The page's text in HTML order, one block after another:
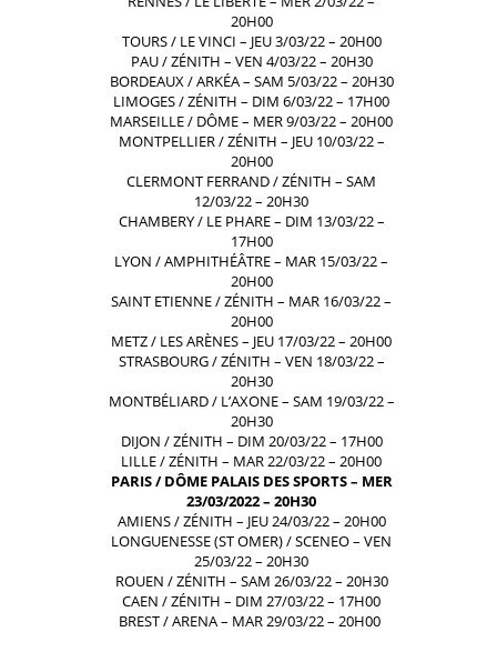
20H00
TOURS / LE VINCI – JEU 3/03/22 – 20H00
PAU / ZÉNITH – VEN 4/03/22 – 20H30
BORDEAUX / ARKÉA – SAM 5/03/22 – 20H30
LIMOGES / ZÉNITH – DIM 6/03/22 – 17H00
MARSEILLE / DÔME – MER 9/03/22 – 20H00
MONTPELLIER / ZÉNITH – JEU 10/03/22 –
20H00
CLERMONT FERRAND / ZÉNITH – SAM
12/03/22 – 20H30
CHAMBERY / LE PHARE – DIM 13/03/22 –
17H00
LYON / AMPHITHÉÂTRE – MAR 15/03/22 –
20H00
SAINT ETIENNE / ZÉNITH – MAR 16/03/22 –
20H00
METZ / LES ARÈNES – JEU 17/03/22 – 20H00
STRASBOURG / ZÉNITH – VEN 18/03/22 –
20H30
MONTBÉLIARD / L’AXONE – SAM 19/03/22 –
20H30
DIJON / ZÉNITH – DIM 20/03/22 – 17H00
LILLE / ZÉNITH – MAR 22/03/22 – 20H00
PARIS / DÔME PALAIS DES SPORTS – MER
23/03/2022 – 20H30
AMIENS / ZÉNITH – JEU 24/03/22 – 20H00
LONGUENESSE (ST OMER) / SCENEO – VEN
25/03/22 – 20H30
ROUEN / ZÉNITH – SAM 26/03/22 – 20H30
CAEN / ZÉNITH – DIM 27/03/22 – 17H00
BREST / ARENA – MAR 29/03/22 – 20H00